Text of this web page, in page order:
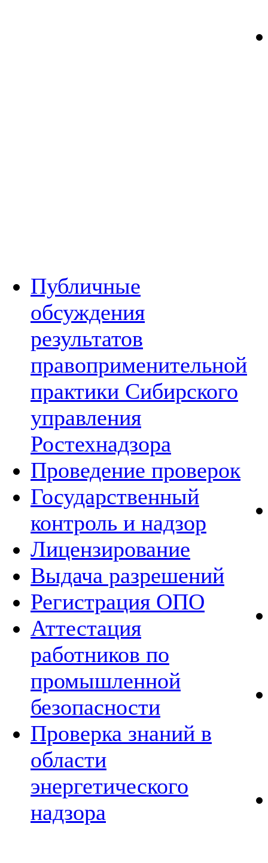
Публичные
обсуждения
результатов
правоприменительной
практики Сибирского
управления
Ростехнадзора
Проведение проверок
Государственный
контроль и надзор
Лицензирование
Выдача разрешений
Регистрация ОПО
Аттестация
работников по
промышленной
безопасности
Проверка знаний в
области
энергетического
надзора